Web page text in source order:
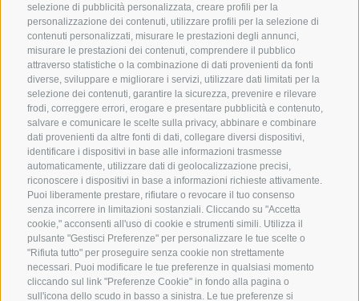
selezione di pubblicità personalizzata, creare profili per la
personalizzazione dei contenuti, utilizzare profili per la selezione di
contenuti personalizzati, misurare le prestazioni degli annunci,
misurare le prestazioni dei contenuti, comprendere il pubblico
attraverso statistiche o la combinazione di dati provenienti da fonti
diverse, sviluppare e migliorare i servizi, utilizzare dati limitati per la
selezione dei contenuti, garantire la sicurezza, prevenire e rilevare
frodi, correggere errori, erogare e presentare pubblicità e contenuto,
salvare e comunicare le scelte sulla privacy, abbinare e combinare
dati provenienti da altre fonti di dati, collegare diversi dispositivi,
identificare i dispositivi in base alle informazioni trasmesse
automaticamente, utilizzare dati di geolocalizzazione precisi,
riconoscere i dispositivi in base a informazioni richieste attivamente.
Puoi liberamente prestare, rifiutare o revocare il tuo consenso
senza incorrere in limitazioni sostanziali. Cliccando su "Accetta
cookie," acconsenti all'uso di cookie e strumenti simili. Utilizza il
pulsante "Gestisci Preferenze" per personalizzare le tue scelte o
"Rifiuta tutto" per proseguire senza cookie non strettamente
necessari. Puoi modificare le tue preferenze in qualsiasi momento
cliccando sul link "Preferenze Cookie" in fondo alla pagina o
sull'icona dello scudo in basso a sinistra. Le tue preferenze si
FOTO & VIDEO
METEO
OPUSCOLO
DELL’HOTEL
WEBCAM
BUONI
NEWSLETTER
CAMERE E PREZZI
CREDITS |MAPPA DEL SITO |
IT00235730215